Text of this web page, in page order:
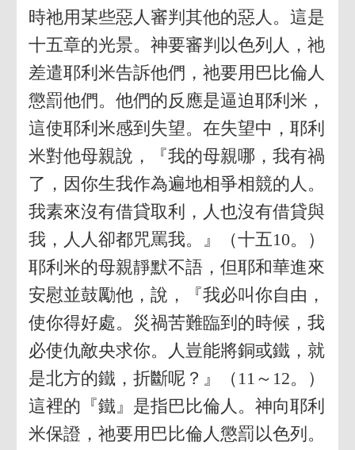
時祂用某些惡人審判其他的惡人。這是
十五章的光景。神要審判以色列人，祂
差遣耶利米告訴他們，祂要用巴比倫人
懲罰他們。他們的反應是逼迫耶利米，
這使耶利米感到失望。在失望中，耶利
米對他母親說，『我的母親哪，我有禍
了，因你生我作為遍地相爭相競的人。
我素來沒有借貸取利，人也沒有借貸與
我，人人卻都咒罵我。』（十五10。）
耶利米的母親靜默不語，但耶和華進來
安慰並鼓勵他，說，『我必叫你自由，
使你得好處。災禍苦難臨到的時候，我
必使仇敵央求你。人豈能將銅或鐵，就
是北方的鐵，折斷呢？』（11～12。）
這裡的『鐵』是指巴比倫人。神向耶利
米保證，祂要用巴比倫人懲罰以色列。